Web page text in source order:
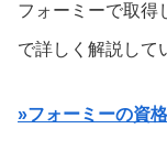
フォーミーで取得
で詳しく解説して
»フォーミーの資